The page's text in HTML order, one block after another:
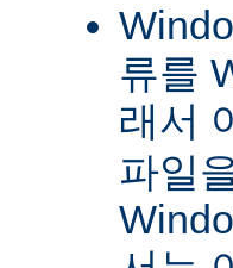
류를
래서
파일